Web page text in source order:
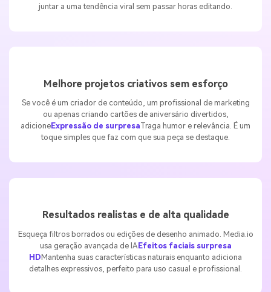
dueto ou um destaque da história. É uma maneira poderosa de se
Se você é um criador de conteúdo, um profissional de marketing
ou apenas criando cartões de aniversário divertidos,
adicioneExpressão de surpresaTraga humor e relevância. É um
Esqueça filtros borrados ou edições de desenho animado. Media.io
usa geração avançada de IAEfeitos faciais surpresa
HDMantenha suas características naturais enquanto adiciona